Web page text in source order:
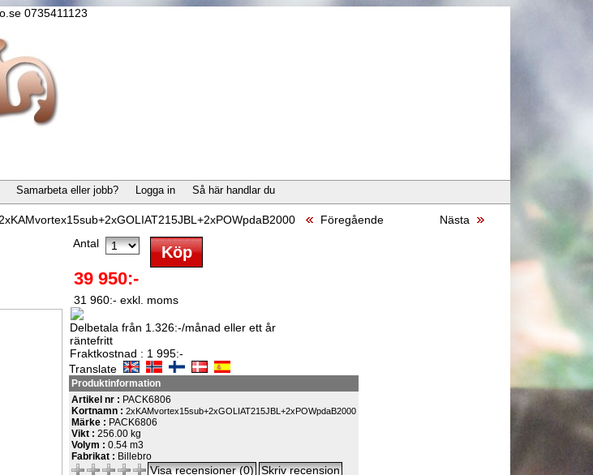
0735411123
Samarbeta eller jobb? Logga in Så här handlar du
2xKAMvortex15sub+2xGOLIAT215JBL+2xPOWpdaB2000 Föregående Nästa
Antal
39 950:-
31 960:- exkl. moms
Delbetala från 1.326:-/månad eller ett år
räntefritt
Fraktkostnad : 1 995:-
Translate
Produktinformation
Artikel nr : PACK6806
Kortnamn :2xKAMvortex15sub+2xGOLIAT215JBL+2xPOWpdaB2000
Märke : PACK6806
Vikt :256.00 kg
Volym :0.54 m3
Fabrikat : Billebro